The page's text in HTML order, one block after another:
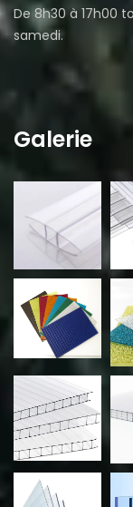
De 8h30 à 17h00
samedi.
Galerie